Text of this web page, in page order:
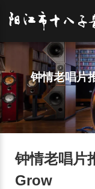
钟情老唱片
钟情老唱片
Grow